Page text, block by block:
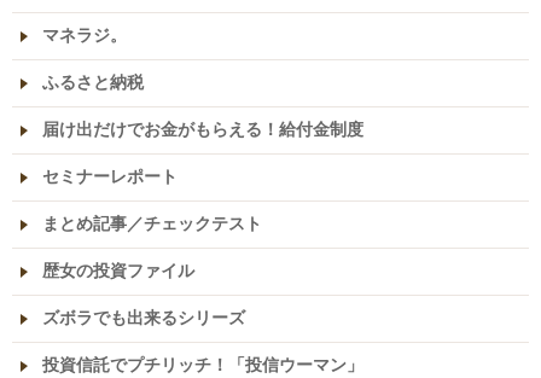
マネラジ。
ふるさと納税
届け出だけでお金がもらえる！給付金制度
セミナーレポート
まとめ記事／チェックテスト
歴女の投資ファイル
ズボラでも出来るシリーズ
投資信託でプチリッチ！「投信ウーマン」